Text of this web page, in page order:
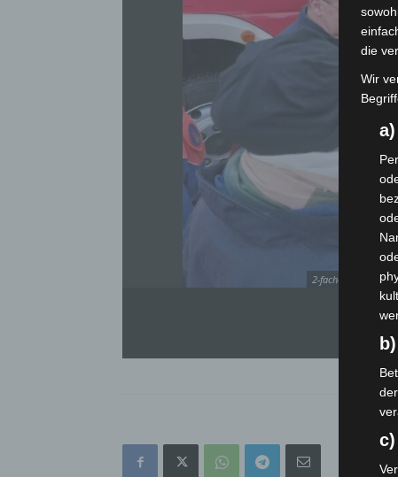
2-faches
die
Wir